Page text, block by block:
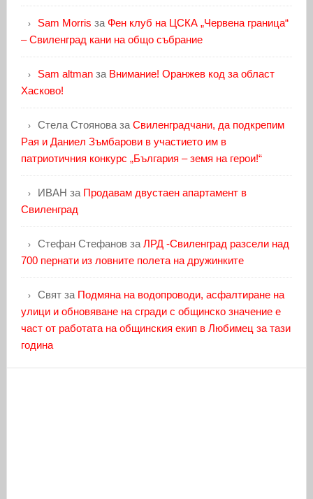
Sam Morris за Фен клуб на ЦСКА „Червена граница“
– Свиленград кани на общо събрание
Sam altmanза Внимание! Оранжев код за област
Хасково!
Стела Стояноваза Свиленградчани, да подкрепим
Рая и Даниел Зъмбарови в участието им в
патриотичния конкурс „България – земя на герои!“
ИВАН за Продавам двустаен апартамент в
Свиленград
Стефан Стефановза ЛРД -Свиленград разсели над
700 пернати из ловните полета на дружинките
Святза Подмяна на водопроводи, асфалтиране на
улици и обновяване на сгради с общинско значение е
част от работата на общинския екип в Любимец за тази
година